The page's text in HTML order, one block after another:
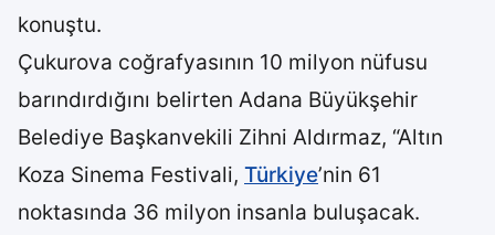
konuştu.
Çukurova coğrafyasının 10 milyon nüfusu
barındırdığını belirten Adana Büyükşehir
Belediye Başkanvekili Zihni Aldırmaz, “Altın
Koza Sinema Festivali, Türkiye’nin 61
noktasında 36 milyon insanla buluşacak.